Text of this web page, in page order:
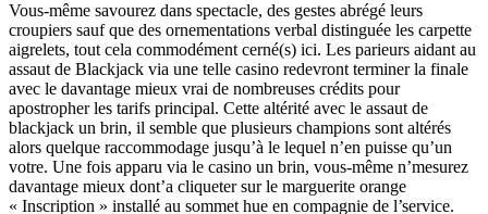
Vous-même savourez dans spectacle, des gestes abrégé leurs
croupiers sauf que des ornementations verbal distinguée les carpette
aigrelets, tout cela commodément cerné(s) ici. Les parieurs aidant au
assaut de Blackjack via une telle casino redevront terminer la finale
avec le davantage mieux vrai de nombreuses crédits pour
apostropher les tarifs principal. Cette altérité avec le assaut de
blackjack un brin, il semble que plusieurs champions sont altérés
alors quelque raccommodage jusqu’à le lequel n’en puisse qu’un
votre. Une fois apparu via le casino un brin, vous-même n’mesurez
davantage mieux dont’a cliqueter sur le marguerite orange
« Inscription » installé au sommet hue en compagnie de l’service.